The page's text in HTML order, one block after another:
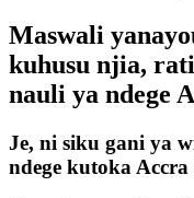
Maswali
kuhusu njia,
nauli ya ndege
Je, ni siku gani ya
ndege kutoka